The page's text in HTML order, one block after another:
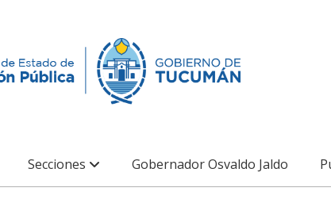
Secciones Gobernador Osvaldo Jaldo